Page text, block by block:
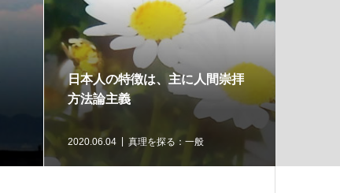
日本人の特徴は、主に人間崇拝
方法論主義
2020.06.04 真理を探る：一般